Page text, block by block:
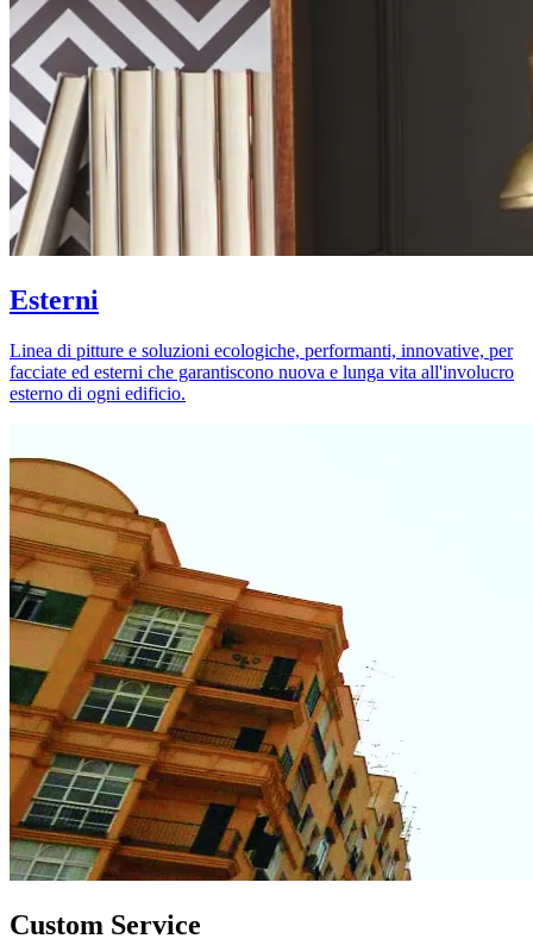
Esterni
Linea di pitture e soluzioni ecologiche, performanti, innovative, per
facciate ed esterni che garantiscono nuova e lunga vita all'involucro
esterno di ogni edificio.
Custom Service